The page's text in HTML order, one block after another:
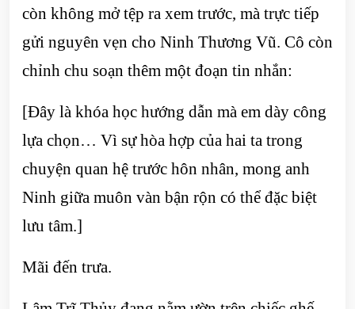
còn không mở tệp ra xem trước, mà trực tiếp
gửi nguyên vẹn cho Ninh Thương Vũ. Cô còn
chỉnh chu soạn thêm một đoạn tin nhắn:
[Đây là khóa học hướng dẫn mà em dày công
lựa chọn… Vì sự hòa hợp của hai ta trong
chuyện quan hệ trước hôn nhân, mong anh
Ninh giữa muôn vàn bận rộn có thể đặc biệt
lưu tâm.]
Mãi đến trưa.